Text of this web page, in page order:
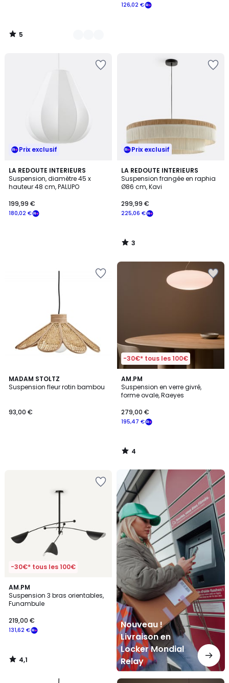
5
/
126,02 €
Prix exclusif
LA REDOUTE INTERIEURS
Suspension, diamètre 45 x
hauteur 48 cm, PALUPO
180,02 €
199,99 €
Prix exclusif
LA REDOUTE INTERIEURS
Suspension frangée en raphia
Ø86 cm, Kavi
225,06 €
299,99 €
3
/
5
3
/
MADAM STOLTZ
Suspension fleur rotin bambou
93,00 €
-30€* tous les 100€
AM.PM
Suspension en verre givré,
forme ovale, Raeyes
195,47 €
279,00 €
4
/
5
4
/
-30€* tous les 100€
AM.PM
Suspension 3 bras orientables,
Funambule
131,62 €
219,00 €
4,1
/ 5
4,1
/
Nouveau !
Livraison en
Locker Mondial
Relay
Nouveau
Livraison
en
Locker
Mondial
Relay